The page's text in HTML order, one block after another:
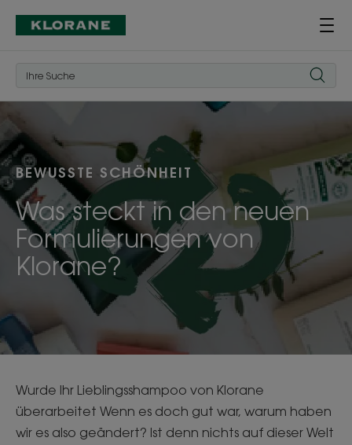
BEWUSSTE SCHÖNHEIT
Was steckt in den neuen
Formulierungen von
Klorane?
Wurde Ihr Lieblingsshampoo von Klorane
überarbeitet Wenn es doch gut war, warum haben
wir es also geändert? Ist denn nichts auf dieser Welt